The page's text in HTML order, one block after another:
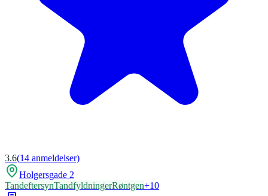
3.6(14 anmeldelser)
Holgersgade 2
TandeftersynTandfyldningerRøntgen+10